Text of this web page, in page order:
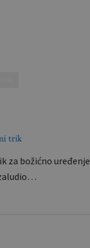
za božićno uređenje